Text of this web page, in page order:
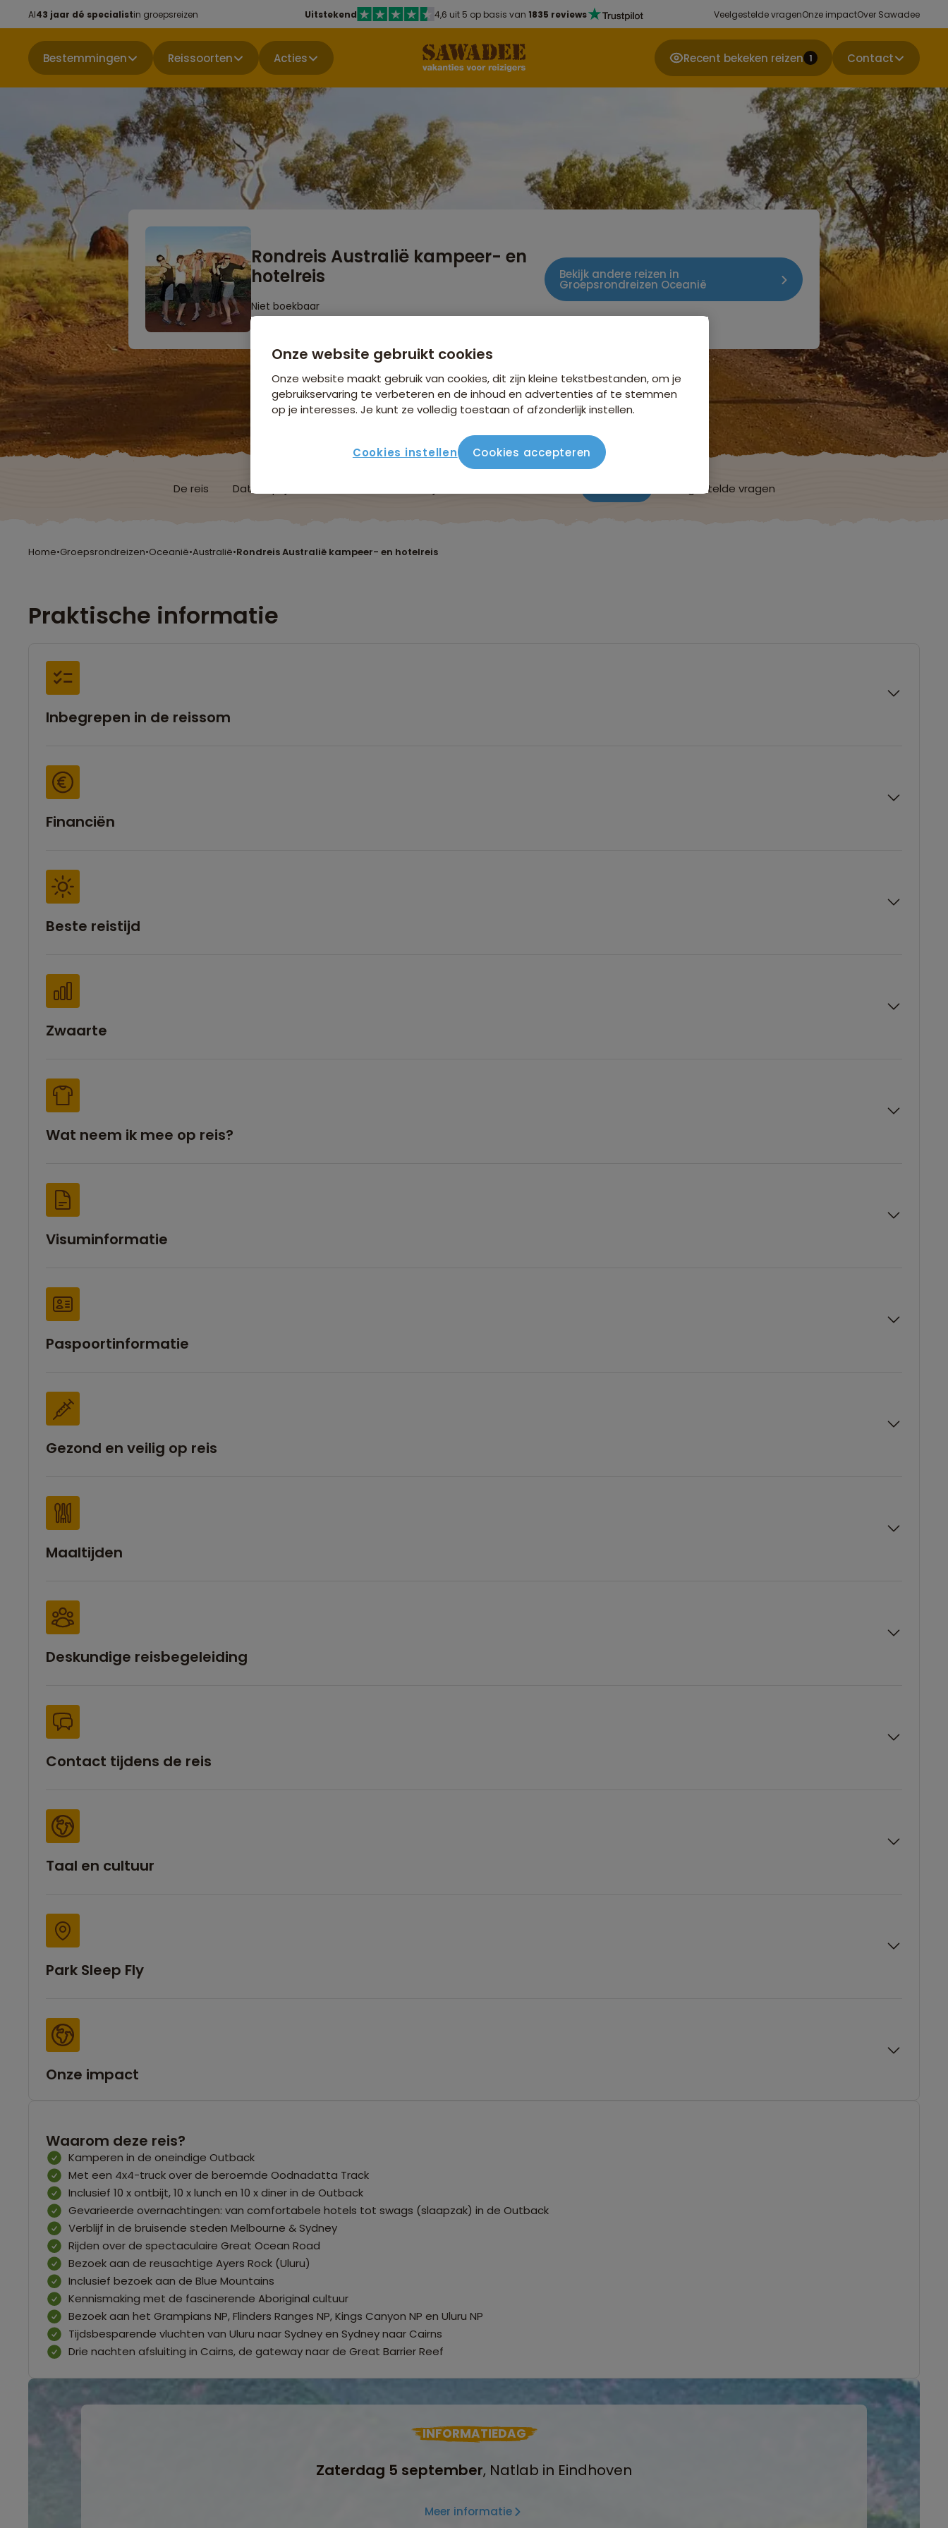
Al43 jaar dé specialistin groepsreizen Uitstekend 4,6 uit 5 op basis van 1835 reviews Veelgestelde vragenOnze impactOver Sawadee
Bestemmingen Reissoorten Acties Recent bekeken reizen 1 Contact
Rondreis Australië kampeer- en
hotelreis
Niet boekbaar
Bekijk andere reizen in
Groepsrondreizen Oceanië
De reis Data & prijzen Veelgestelde vragen
Home•Groepsrondreizen•Oceanië•Australië•Rondreis Australië kampeer- en hotelreis
Praktische informatie
Inbegrepen in de reissom
Financiën
Beste reistijd
Zwaarte
Wat neem ik mee op reis?
Visuminformatie
Paspoortinformatie
Gezond en veilig op reis
Maaltijden
Deskundige reisbegeleiding
Contact tijdens de reis
Taal en cultuur
Park Sleep Fly
Onze impact
Waarom deze reis?
Kamperen in de oneindige Outback
Met een 4x4-truck over de beroemde Oodnadatta Track
Inclusief 10 x ontbijt, 10 x lunch en 10 x diner in de Outback
Gevarieerde overnachtingen: van comfortabele hotels tot swags (slaapzak) in de Outback
Verblijf in de bruisende steden Melbourne & Sydney
Rijden over de spectaculaire Great Ocean Road
Bezoek aan de reusachtige Ayers Rock (Uluru)
Inclusief bezoek aan de Blue Mountains
Kennismaking met de fascinerende Aboriginal cultuur
Bezoek aan het Grampians NP, Flinders Ranges NP, Kings Canyon NP en Uluru NP
Tijdsbesparende vluchten van Uluru naar Sydney en Sydney naar Cairns
Drie nachten afsluiting in Cairns, de gateway naar de Great Barrier Reef
INFORMATIEDAG
Zaterdag 5 september, Natlab in Eindhoven
Meer informatie
Onze website gebruikt cookies
Onze website maakt gebruik van cookies, dit zijn kleine tekstbestanden, om je
gebruikservaring te verbeteren en de inhoud en advertenties af te stemmen
op je interesses. Je kunt ze volledig toestaan of afzonderlijk instellen.
Cookies instellen Cookies accepteren